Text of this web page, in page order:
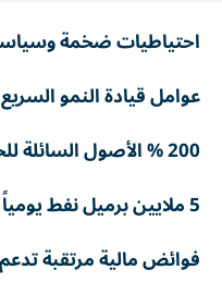
احتياطيات ضخمة
عوامل قيادة النمو
200 % الأصول السائلة للحكومة من الناتج
5 ملايين برميل نفط يومياً بحلول 2029
فوائض مالية مرتقبة